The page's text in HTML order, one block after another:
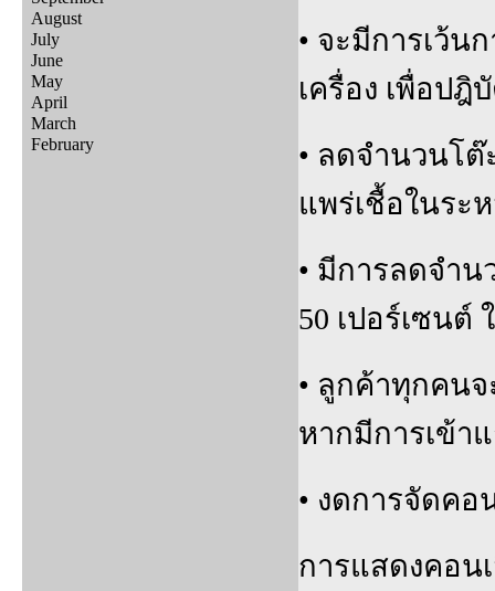
August
July
June
May
April
March
February
• จะมีการเว้น
เครื่อง เพื่อปฎิ
• ลดจำนวนโต๊
แพร่เชื้อในระ
• มีการลดจำ
50 เปอร์เซนต์
• ลูกค้าทุกคน
หากมีการเข้า
• งดการจัดคอ
การแสดงคอน